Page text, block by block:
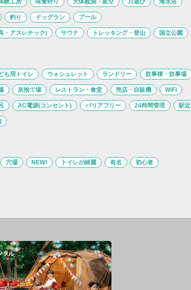
験工房 味覚狩り 天体観測・星空 川遊び 海水浴
釣り ドッグラン プール
・アスレチック) サウナ トレッキング・登山 国立公園
も用トイレ ウォシュレット ランドリー 炊事棟・炊事場
灰捨て場 レストラン・食堂 売店・自販機 WiFi
AC電源(コンセント) バリアフリー 24時間管理 駅近
穴場 NEW! トイレが綺麗 有名 初心者